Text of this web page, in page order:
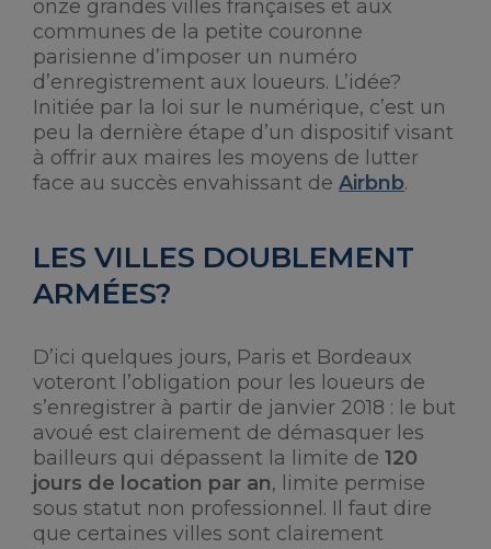
onze grandes villes françaises et aux
communes de la petite couronne
parisienne d’imposer un numéro
d’enregistrement aux loueurs. L’idée?
Initiée par la loi sur le numérique, c’est un
peu la dernière étape d’un dispositif visant
à offrir aux maires les moyens de lutter
face au succès envahissant de Airbnb.
LES VILLES DOUBLEMENT
ARMÉES?
D’ici quelques jours, Paris et Bordeaux
voteront l’obligation pour les loueurs de
s’enregistrer à partir de janvier 2018 : le but
avoué est clairement de démasquer les
bailleurs qui dépassent la limite de 120
jours de location par an, limite permise
sous statut non professionnel. Il faut dire
que certaines villes sont clairement